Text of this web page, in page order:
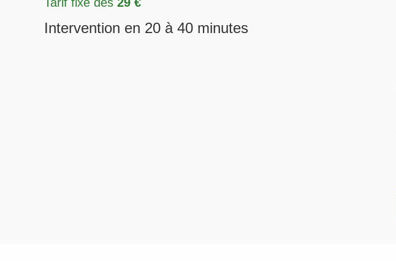
Tarif fixe dès 29 €
Intervention en 20 à 40 minutes